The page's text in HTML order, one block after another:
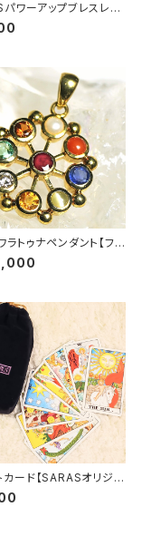
ワーアップブレスレッ
ラトゥナペンダント【フラ
カード【SARASオリジナ
】